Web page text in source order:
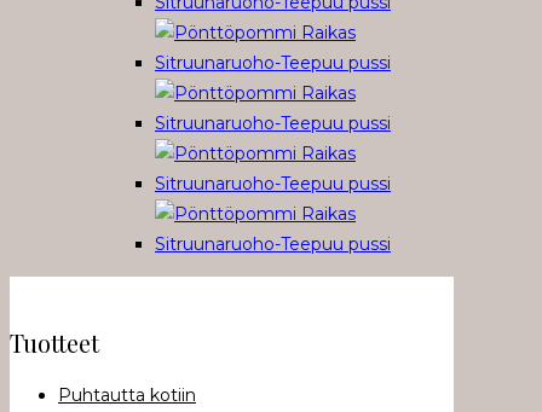
Tuotteet
Puhtautta kotiin